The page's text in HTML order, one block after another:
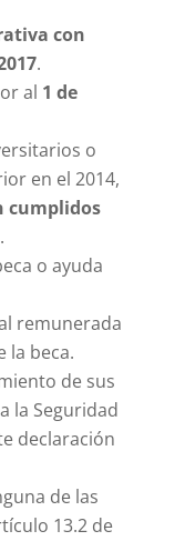
con
.
al 1 de
o
en el 2014,
cumplidos
.
o ayuda
remunerada
la beca.
de sus
la Seguridad
declaración
de las
13.2 de